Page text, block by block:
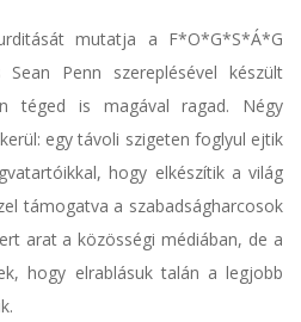
mutatja a F*O*G*S*Á*G
Penn szereplésével készült
téged is magával ragad. Négy
egy távoli szigeten foglyul ejtik
hogy elkészítik a világ
támogatva a szabadságharcosok
arat a közösségi médiában, de a
hogy elrablásuk talán a legjobb